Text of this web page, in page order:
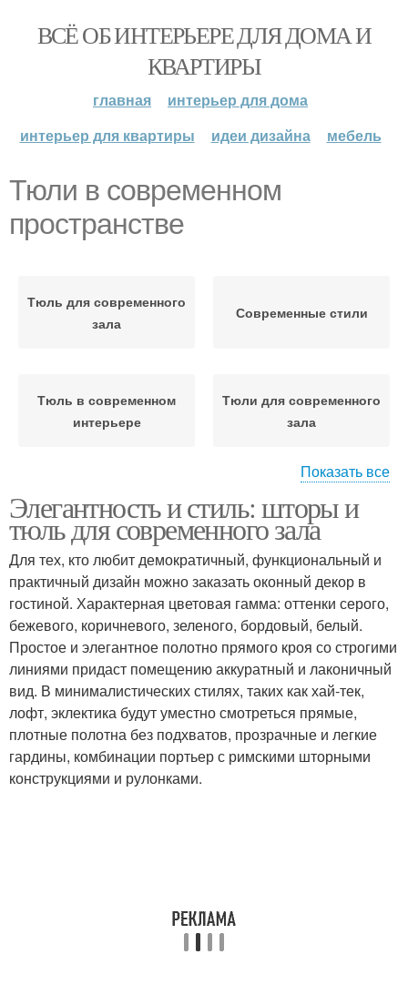
ВСЁ ОБ ИНТЕРЬЕРЕ ДЛЯ ДОМА И
КВАРТИРЫ
главная
интерьер для дома
интерьер для квартиры
идеи дизайна мебель
Тюли в современном
пространстве
Тюль для современного
зала
Современные стили
Тюль в современном
интерьере
Тюли для современного
зала
Тюль для создания
функциональности
Тюли с точки
Окна в современном
зале
Показать все
Элегантность и стиль: шторы и
тюль для современного зала
Для тех, кто любит демократичный, функциональный и
практичный дизайн можно заказать оконный декор в
гостиной. Характерная цветовая гамма: оттенки серого,
бежевого, коричневого, зеленого, бордовый, белый.
Простое и элегантное полотно прямого кроя со строгими
линиями придаст помещению аккуратный и лаконичный
вид. В минималистических стилях, таких как хай-тек,
лофт, эклектика будут уместно смотреться прямые,
плотные полотна без подхватов, прозрачные и легкие
гардины, комбинации портьер с римскими шторными
конструкциями и рулонками.